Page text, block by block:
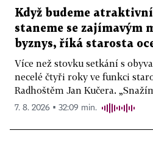
Když budeme
staneme se zajímavým
byznys, říká starosta
Více než stovku setkání s
necelé čtyři roky ve funkci
Radhoštěm Jan Kučera.
7. 8. 2026 ▪ 32:09 min.